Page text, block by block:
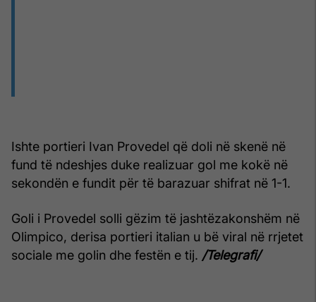
Ishte portieri Ivan Provedel që doli në skenë në
fund të ndeshjes duke realizuar gol me kokë në
sekondën e fundit për të barazuar shifrat në 1-1.
Goli i Provedel solli gëzim të jashtëzakonshëm në
Olimpico, derisa portieri italian u bë viral në rrjetet
sociale me golin dhe festën e tij. /Telegrafi/